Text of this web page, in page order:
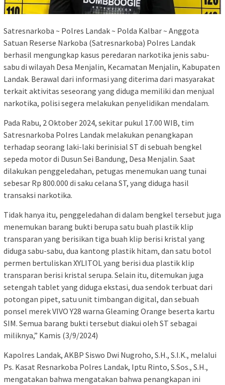
Satresnarkoba ~ Polres Landak ~ Polda Kalbar ~ Anggota
Satuan Reserse Narkoba (Satresnarkoba) Polres Landak
berhasil mengungkap kasus peredaran narkotika jenis sabu-
sabu di wilayah Desa Menjalin, Kecamatan Menjalin, Kabupaten
Landak. Berawal dari informasi yang diterima dari masyarakat
terkait aktivitas seseorang yang diduga memiliki dan menjual
narkotika, polisi segera melakukan penyelidikan mendalam.
Pada Rabu, 2 Oktober 2024, sekitar pukul 17.00 WIB, tim
Satresnarkoba Polres Landak melakukan penangkapan
terhadap seorang laki-laki berinisial ST di sebuah bengkel
sepeda motor di Dusun Sei Bandung, Desa Menjalin. Saat
dilakukan penggeledahan, petugas menemukan uang tunai
sebesar Rp 800.000 di saku celana ST, yang diduga hasil
transaksi narkotika.
Tidak hanya itu, penggeledahan di dalam bengkel tersebut juga
menemukan barang bukti berupa satu buah plastik klip
transparan yang berisikan tiga buah klip berisi kristal yang
diduga sabu-sabu, dua kantong plastik hitam, dan satu botol
permen bertuliskan XYLITOL yang berisi dua plastik klip
transparan berisi kristal serupa. Selain itu, ditemukan juga
setengah tablet yang diduga ekstasi, dua sendok terbuat dari
potongan pipet, satu unit timbangan digital, dan sebuah
ponsel merek VIVO Y28 warna Gleaming Orange beserta kartu
SIM. Semua barang bukti tersebut diakui oleh ST sebagai
miliknya,” Kamis (3/9/2024)
Kapolres Landak, AKBP Siswo Dwi Nugroho, S.H., S.I.K., melalui
Ps. Kasat Resnarkoba Polres Landak, Iptu Rinto, S.Sos., S.H.,
mengatakan bahwa mengatakan bahwa penangkapan ini